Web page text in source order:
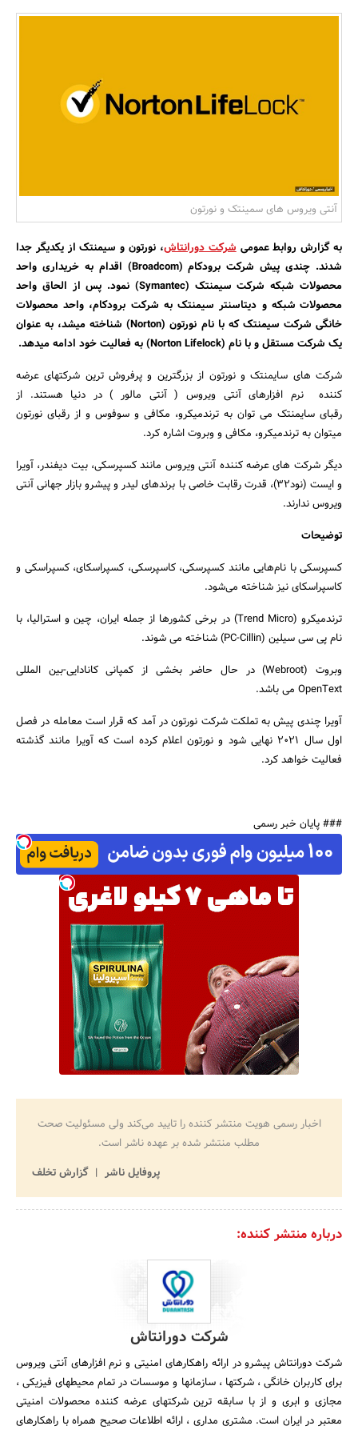
آنتی ویروس های سمینتک و نورتون
به گزارش روابط عمومیشرکت دورانتاش، نورتون و سیمنتک از یکدیگر جدا
شدند. چندی پیش شرکت برودکام (Broadcom) اقدام به خریداری واحد
محصولات شبکه شرکت سیمنتک (Symantec) نمود. پس از الحاق واحد
محصولات شبکه و دیتاسنتر سیمنتک به شرکت برودکام، واحد محصولات
خانگی شرکت سیمنتک که با نام نورتون (Norton) شناخته میشد، به عنوان
یک شرکت مستقل و با نام (Norton Lifelock) به فعالیت خود ادامه میدهد.
شرکت های سایمنتک و نورتون از بزرگترین و پرفروش ترین شرکتهای عرضه
کننده نرم افزارهای آنتی ویروس ( آنتی مالور ) در دنیا هستند. از
رقبای سایمنتک می توان به ترندمیکرو، مکافی و سوفوس و از رقبای نورتون
میتوان به ترندمیکرو، مکافی و وبروت اشاره کرد.
دیگر شرکت های عرضه کننده آنتی ویروس مانند کسپرسکی، بیت دیفندر، آویرا
و ایست (نود32)، قدرت رقابت خاصی با برندهای لیدر و پیشرو بازار جهانی آنتی
ویروس ندارند.
توضیحات
کسپرسکی با نام‌هایی مانند کسپرسکی، کاسپرسکی، کسپراسکای، کسپراسکی و
کاسپراسکای نیز شناخته می‌شود.
ترندمیکرو (Trend Micro) در برخی کشورها از جمله ایران، چین و استرالیا، با
نام پی سی سیلین (PC-Cillin) شناخته می شوند.
وبروت (Webroot) در حال حاضر بخشی از کمپانی کانادایی-بین المللی
OpenText می باشد.
آویرا چندی پیش به تملکت شرکت نورتون در آمد که قرار است معامله در فصل
اول سال 2021 نهایی شود و نورتون اعلام کرده است که آویرا مانند گذشته
فعالیت خواهد کرد.
### پایان خبر رسمی
اخبار رسمی هویت منتشر کننده را تایید می‌کند ولی مسئولیت صحت
مطلب منتشر شده بر عهده ناشر است.
پروفایل ناشر
گزارش تخلف
درباره منتشر کننده:
شرکت دورانتاش
شرکت دورانتاش پیشرو در ارائه راهکارهای امنیتی و نرم افزارهای آنتی ویروس
برای کاربران خانگی ، شرکتها ، سازمانها و موسسات در تمام محیطهای فیزیکی ،
مجازی و ابری و از با سابقه ترین شرکتهای عرضه کننده محصولات امنیتی
معتبر در ایران است. مشتری مداری ، ارائه اطلاعات صحیح همراه با راهکارهای